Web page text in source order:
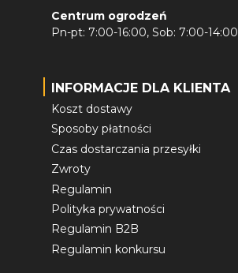
Centrum ogrodzeń
Pn-pt: 7:00-16:00, Sob: 7:00-14:00
INFORMACJE DLA KLIENTA
Koszt dostawy
Sposoby płatności
Czas dostarczania przesyłki
Zwroty
Regulamin
Polityka prywatności
Regulamin B2B
Regulamin konkursu